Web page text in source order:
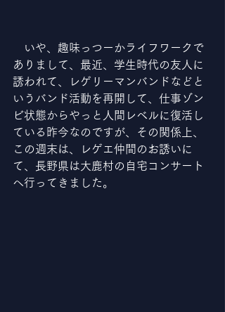
いや、趣味っつーかライフワークで
ありまして、最近、学生時代の友人に
誘われて、レゲリーマンバンドなどと
いうバンド活動を再開して、仕事ゾン
ビ状態からやっと人間レベルに復活し
ている昨今なのですが、その関係上、
この週末は、レゲエ仲間のお誘いに
て、長野県は大鹿村の自宅コンサート
へ行ってきました。